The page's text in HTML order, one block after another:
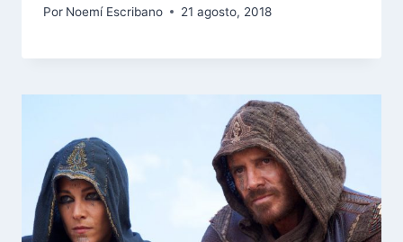
Por Noemí Escribano 21 agosto, 2018